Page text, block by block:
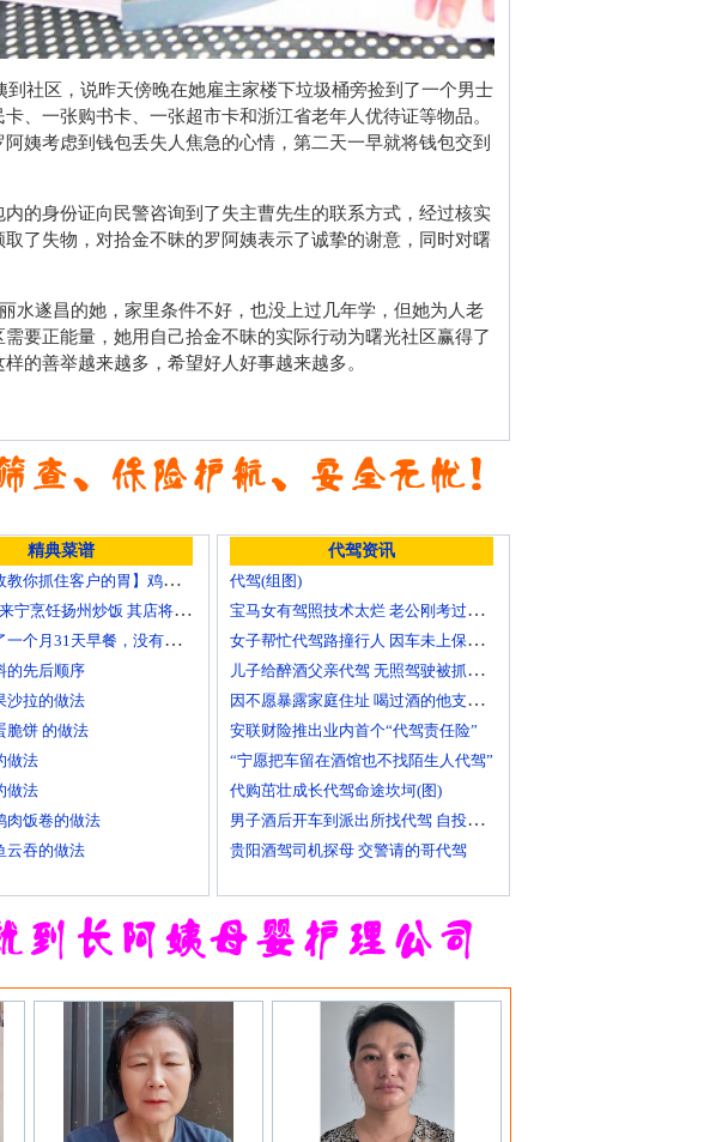
社区，说昨天傍晚在她雇主家楼下垃圾桶旁捡到了一个男士
、一张购书卡、一张超市卡和浙江省老年人优待证等物品。
姨考虑到钱包丢失人焦急的心情，第二天一早就将钱包交到
的身份证向民警咨询到了失主曹先生的联系方式，经过核实
了失物，对拾金不昧的罗阿姨表示了诚挚的谢意，同时对曙
水遂昌的她，家里条件不好，也没上过几年学，但她为人老
要正能量，她用自己拾金不昧的实际行动为曙光社区赢得了
的善举越来越多，希望好人好事越来越多。
代驾资讯
代驾(组图)
宝马女有驾照技术太烂 老公刚考过理论无证代驾
女子帮忙代驾路撞行人 因车未上保险撞出一身债
儿子给醉酒父亲代驾 无照驾驶被抓个正着
因不愿暴露家庭住址 喝过酒的他支走代驾自己开车
安联财险推出业内首个“代驾责任险”
“宁愿把车留在酒馆也不找陌生人代驾”
代购茁壮成长代驾命途坎坷(图)
男子酒后开车到派出所找代驾 自投罗网
贵阳酒驾司机探母 交警请的哥代驾
精典菜谱
【伙计家政教你抓住客户的胃】鸡肉素菇炒饭怎么做？
舌尖”大师来宁烹饪扬州炒饭 其店将开到美国去
给孩子做了一个月31天早餐，没有一天一样的！
的先后顺序
沙拉的做法
脆饼 的做法
做法
做法
肉饭卷的做法
云吞的做法